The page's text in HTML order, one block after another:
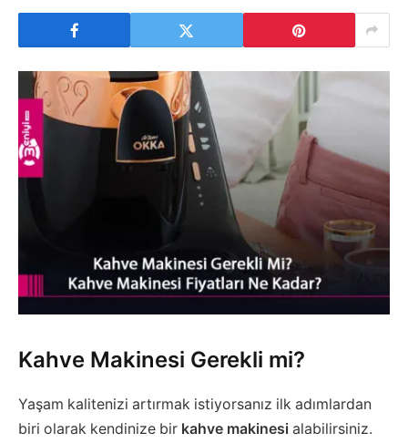
Kahve Makinesi Gerekli mi?
Yaşam kalitenizi artırmak istiyorsanız ilk adımlardan
biri olarak kendinize bir kahve makinesi alabilirsiniz.